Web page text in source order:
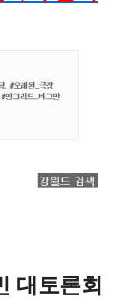
대토론회